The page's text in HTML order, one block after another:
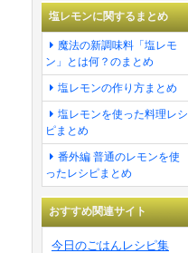
塩レモンに関するまとめ
魔法の新調味料「塩レモ
ン」とは何？のまとめ
塩レモンの作り方まとめ
塩レモンを使った料理レシ
ピまとめ
番外編 普通のレモンを使
ったレシピまとめ
おすすめ関連サイト
今日のごはんレシピ集